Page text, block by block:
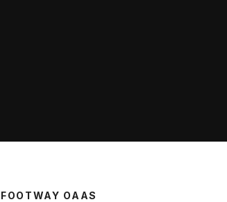
FOOTWAY OAAS